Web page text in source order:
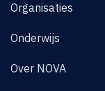
Organisaties
Onderwijs
Over NOVA